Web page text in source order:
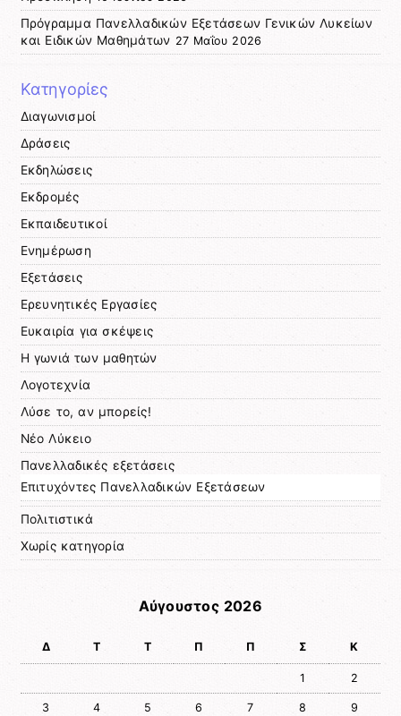
Πρόγραμμα Πανελλαδικών Εξετάσεων Γενικών Λυκείων
και Ειδικών Μαθημάτων 27 Μαΐου 2026
Κατηγορίες
Διαγωνισμοί
Δράσεις
Εκδηλώσεις
Εκδρομές
Εκπαιδευτικοί
Ενημέρωση
Εξετάσεις
Ερευνητικές Εργασίες
Ευκαιρία για σκέψεις
Η γωνιά των μαθητών
Λογοτεχνία
Λύσε το, αν μπορείς!
Νέο Λύκειο
Πανελλαδικές εξετάσεις
Επιτυχόντες Πανελλαδικών Εξετάσεων
Πολιτιστικά
Χωρίς κατηγορία
Αύγουστος 2026
Δ Τ Τ Π Π Σ Κ
1 2
3 4 5 6 7 8 9